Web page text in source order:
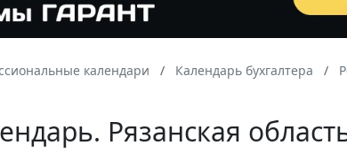
календари Календарь бухгалтера
Рязанская